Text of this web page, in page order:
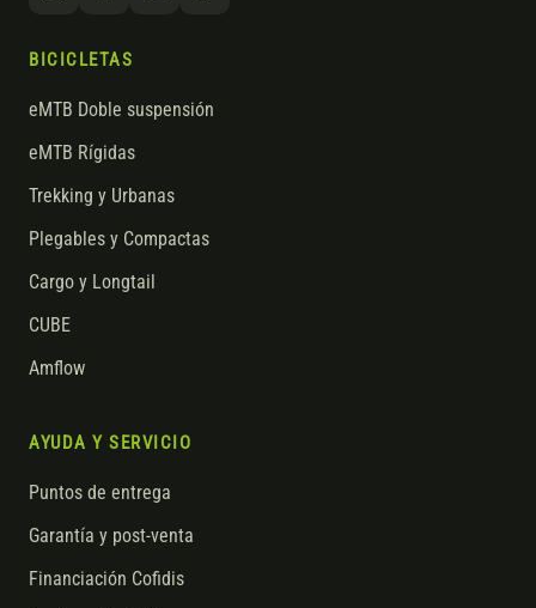
BICICLETAS
eMTB Doble suspensión
eMTB Rígidas
Trekking y Urbanas
Plegables y Compactas
Cargo y Longtail
CUBE
Amflow
AYUDA Y SERVICIO
Puntos de entrega
Garantía y post-venta
Financiación Cofidis